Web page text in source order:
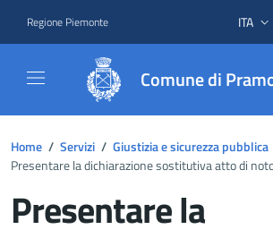
Regione Piemonte ITA
Comune di
Home / Servizi / Giustizia e sicurezza pubblica
Presentare la dichiarazione sostitutiva atto di
Presentare la